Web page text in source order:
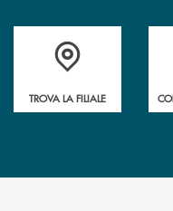
Accedi all' elenco completo
TROVA LA FILIALE